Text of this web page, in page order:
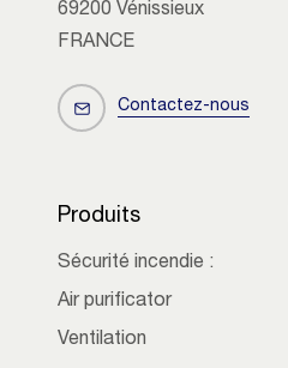
69200 Vénissieux
FRANCE
Contactez-nous
Produits
Sécurité incendie :
Air purificator
Ventilation